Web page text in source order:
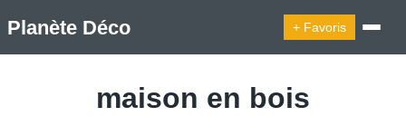
Planète Déco + Favoris
maison en bois